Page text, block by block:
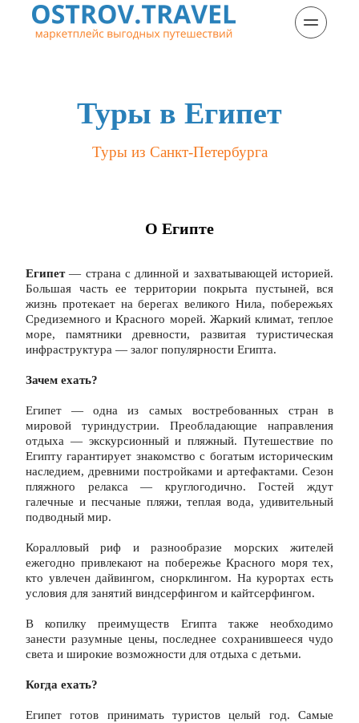
Туры в Египет
Туры из Санкт-Петербурга
О Египте
Египет — страна с длинной и захватывающей историей.
Большая часть ее территории покрыта пустыней, вся
жизнь протекает на берегах великого Нила, побережьях
Средиземного и Красного морей. Жаркий климат, теплое
море, памятники древности, развитая туристическая
инфраструктура — залог популярности Египта.
Зачем ехать?
Египет — одна из самых востребованных стран в
мировой туриндустрии. Преобладающие направления
отдыха — экскурсионный и пляжный. Путешествие по
Египту гарантирует знакомство с богатым историческим
наследием, древними постройками и артефактами. Сезон
пляжного релакса — круглогодично. Гостей ждут
галечные и песчаные пляжи, теплая вода, удивительный
подводный мир.
Коралловый риф и разнообразие морских жителей
ежегодно привлекают на побережье Красного моря тех,
кто увлечен дайвингом, снорклингом. На курортах есть
условия для занятий виндсерфингом и кайтсерфингом.
В копилку преимуществ Египта также необходимо
занести разумные цены, последнее сохранившееся чудо
света и широкие возможности для отдыха с детьми.
Когда ехать?
Египет готов принимать туристов целый год. Самые